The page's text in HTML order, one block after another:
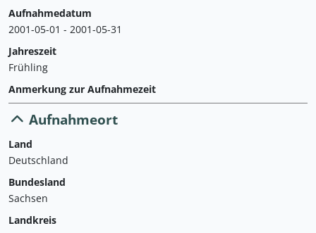
Aufnahmedatum
2001-05-01 - 2001-05-31
Jahreszeit
Frühling
Anmerkung zur Aufnahmezeit
Aufnahmeort
Land
Deutschland
Bundesland
Sachsen
Landkreis